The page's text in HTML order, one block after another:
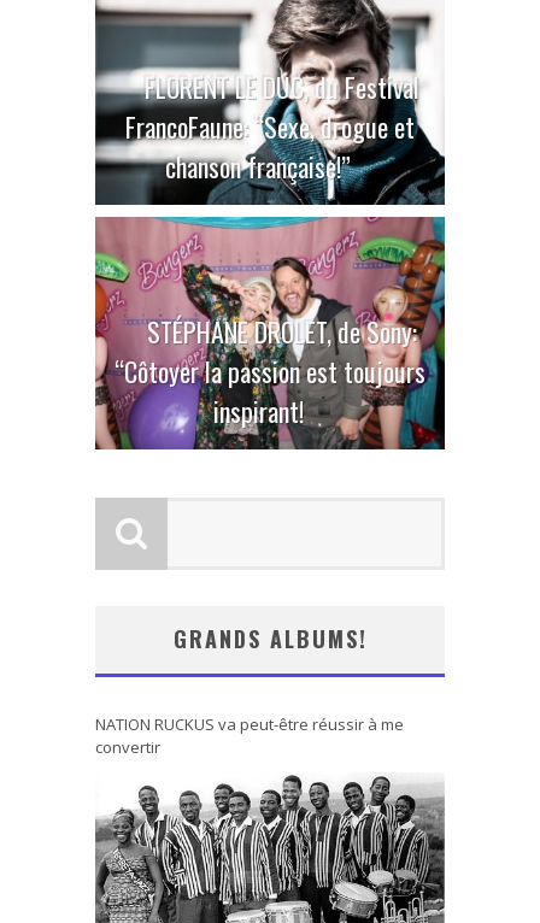
FLORENT LE DUC, du Festival
FrancoFaune: “Sexe, drogue et
chanson française!”
STÉPHANE DROLET, de Sony:
“Côtoyer la passion est toujours
inspirant!
GRANDS ALBUMS!
NATION RUCKUS va peut-être réussir à me
convertir